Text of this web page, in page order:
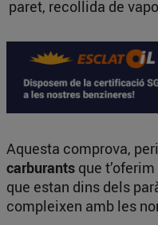
paret, recollida de
Aquesta comprova,
carburants que
que estan dins dels
compleixen amb les